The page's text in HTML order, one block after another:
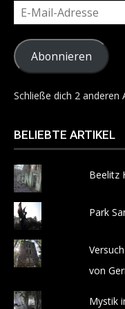
E-
Mail-
Adresse
Abonnieren
Schließe dich 2 anderen
BELIEBTE ARTIKEL
Beelitz
Park
von
Mystik